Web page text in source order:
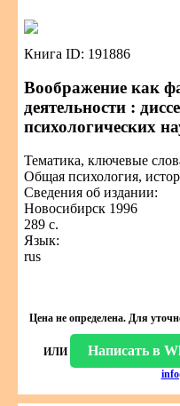
Книга ID: 191886
Воображение как
деятельности :
психологических
Тематика, ключевые
Общая психология,
Сведения об издании:
Новосибирск 1996
289 с.
Язык:
rus
Цена не определена. Для
ИЛИ Написать в